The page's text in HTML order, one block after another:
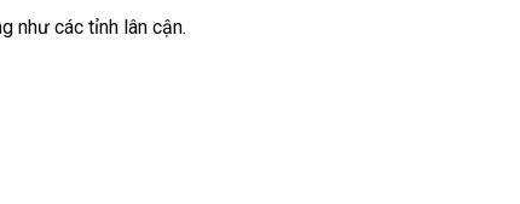
như các tỉnh lân cận.